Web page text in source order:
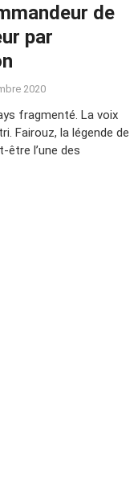
de
par
2020
fragmenté. La voix
Fairouz, la légende de
être l’une des